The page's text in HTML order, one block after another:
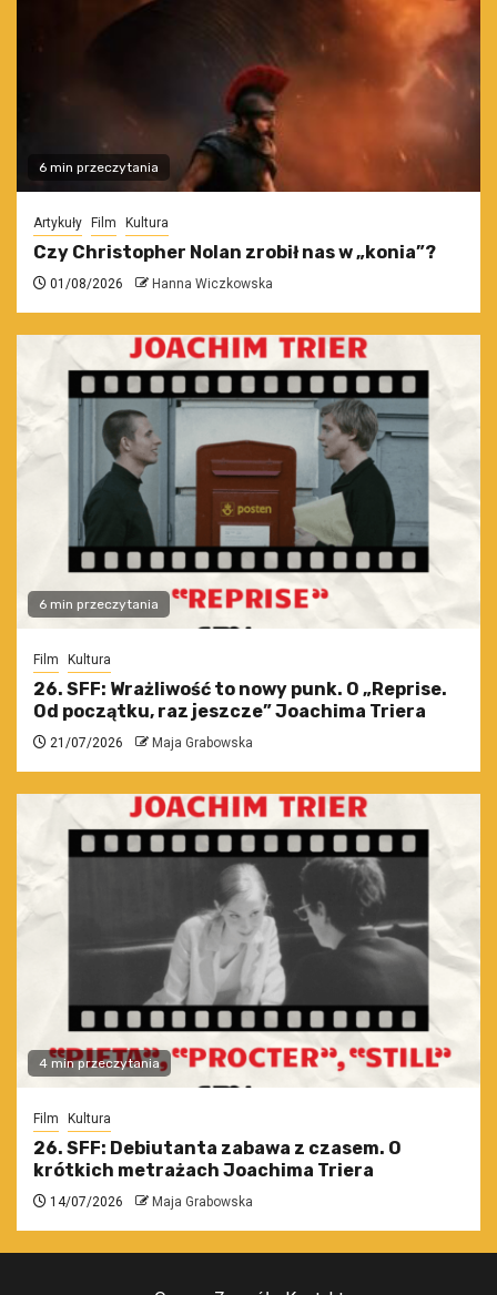
6 min przeczytania
Artykuły Film Kultura
Czy Christopher Nolan zrobił nas w „konia”?
01/08/2026 Hanna Wiczkowska
6 min przeczytania
Film Kultura
26. SFF: Wrażliwość to nowy punk. O „Reprise.
Od początku, raz jeszcze” Joachima Triera
21/07/2026 Maja Grabowska
4 min przeczytania
Film Kultura
26. SFF: Debiutanta zabawa z czasem. O
krótkich metrażach Joachima Triera
14/07/2026 Maja Grabowska